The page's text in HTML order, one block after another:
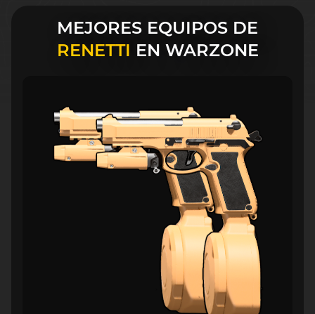
MEJORES EQUIPOS DE
RENETTI EN WARZONE